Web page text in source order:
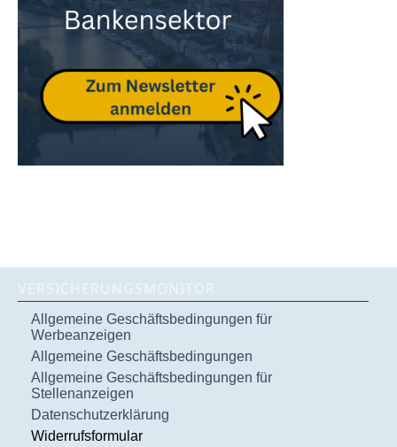
VERSICHERUNGSMONITOR
Allgemeine Geschäftsbedingungen für
Werbeanzeigen
Allgemeine Geschäftsbedingungen
Allgemeine Geschäftsbedingungen für
Stellenanzeigen
Datenschutzerklärung
Widerrufsformular